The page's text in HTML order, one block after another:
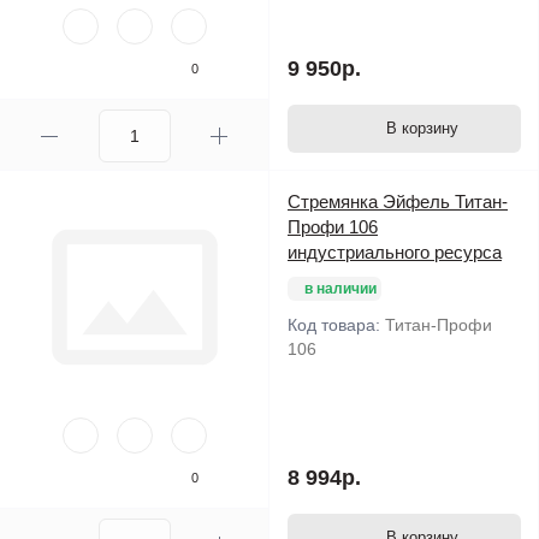
0 9 950р.
В корзину
0
Стремянка Эйфель Титан-
Профи 106
индустриального ресурса
в наличии
Код товара: Титан-Профи
106
8 994р.